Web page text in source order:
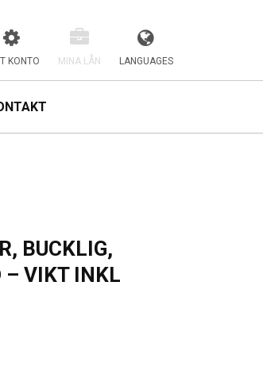
KONTO MINA LÅN LANGUAGES
BUCKLIG,
– VIKT INKL